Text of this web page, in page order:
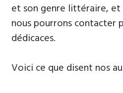
et son genre littéraire, et
nous pourrons contacter
dédicaces.
Voici ce que disent nos